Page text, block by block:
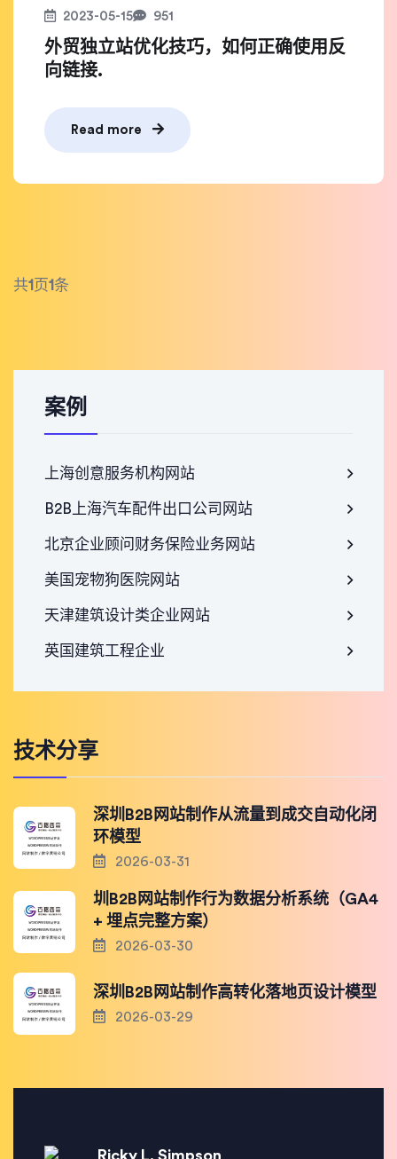
2023-05-15 951
外贸独立站优化技巧，如何正确使用反
向链接.
Read more
共1 页1条
案例
上海创意服务机构网站
B2B上海汽车配件出口公司网站
北京企业顾问财务保险业务网站
美国宠物狗医院网站
天津建筑设计类企业网站
英国建筑工程企业
技术分享
深圳B2B网站制作从流量到成交自动化闭
环模型
2026-03-31
圳B2B网站制作行为数据分析系统（GA4
+ 埋点完整方案）
2026-03-30
深圳B2B网站制作高转化落地页设计模型
2026-03-29
Ricky L. Simpson